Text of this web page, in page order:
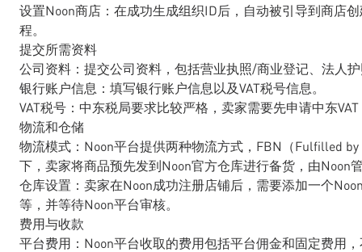
设置Noon商店：在成功生成组织ID后，自动被引导到商店
程。
提交所需资料
公司资料：提交公司资料，包括营业执照/商业登记、法人
银行账户信息：填写银行账户信息以及VAT税号信息。
VAT税号：中东税局要求比较严格，卖家需要先申请中东
物流和仓储
物流模式：Noon平台提供两种物流方式，FBN（Fulfilled
下，卖家将商品预先发到Noon官方仓库进行备货，由Noon
仓库设置：卖家在Noon成功注册店铺后，需要添加一个
等，并等待Noon平台审核。
费用与收款
平台费用：Noon平台收取的费用包括平台佣金和固定费用